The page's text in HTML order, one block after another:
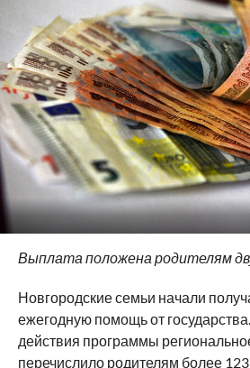
Выплата положена родителям
Новгородские семьи начали
ежегодную помощь от
действия программы
перечислило родителям более